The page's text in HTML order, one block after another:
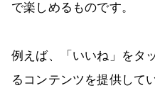
で楽しめるものです。
例えば、「いいね」をタ
るコンテンツを提供して